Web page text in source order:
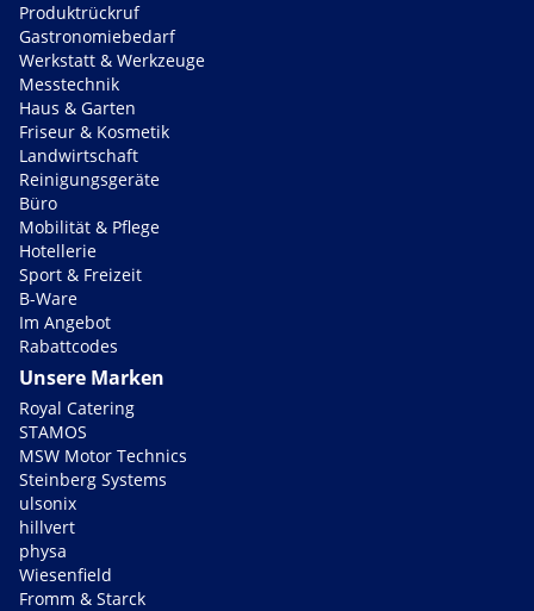
Produktrückruf
Gastronomiebedarf
Werkstatt & Werkzeuge
Messtechnik
Haus & Garten
Friseur & Kosmetik
Landwirtschaft
Reinigungsgeräte
Büro
Mobilität & Pflege
Hotellerie
Sport & Freizeit
B-Ware
Im Angebot
Rabattcodes
Unsere Marken
Royal Catering
STAMOS
MSW Motor Technics
Steinberg Systems
ulsonix
hillvert
physa
Wiesenfield
Fromm & Starck